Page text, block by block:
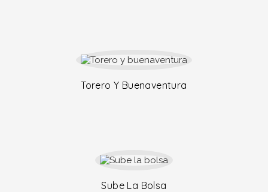
Torero Y Buenaventura
Sube La Bolsa